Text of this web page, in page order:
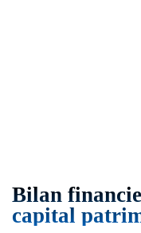
Bilan
capital